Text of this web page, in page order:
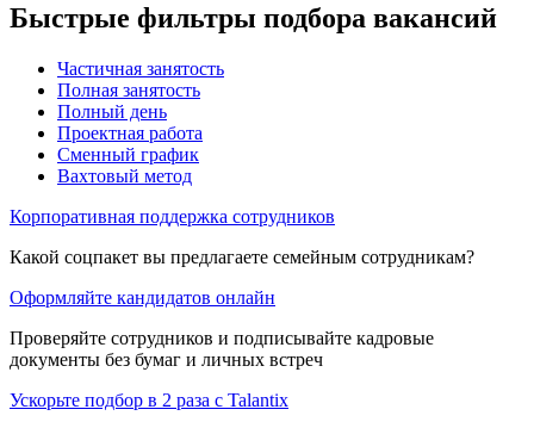
Быстрые фильтры подбора вакансий
Частичная занятость
Полная занятость
Полный день
Проектная работа
Сменный график
Вахтовый метод
Корпоративная поддержка сотрудников
Какой соцпакет вы предлагаете семейным сотрудникам?
Оформляйте кандидатов онлайн
Проверяйте сотрудников и подписывайте кадровые
документы без бумаг и личных встреч
Ускорьте подбор в 2 раза с Talantix